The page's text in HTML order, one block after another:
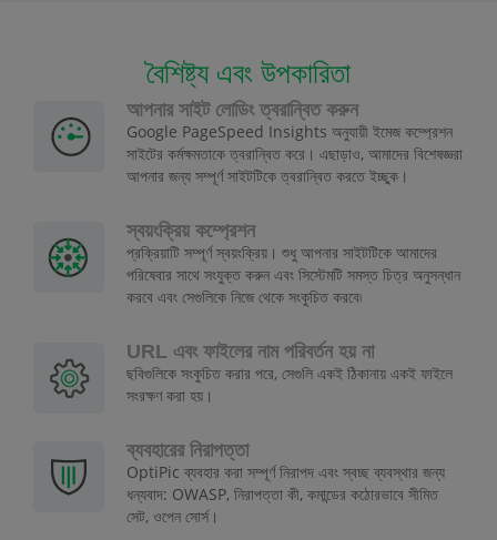
বৈশিষ্ট্য এবং উপকারিতা
আপনার সাইট লোডিং ত্বরান্বিত করুন
Google PageSpeed Insights অনুযায়ী ইমেজ কম্প্রেশন
সাইটের কর্মক্ষমতাকে ত্বরান্বিত করে। এছাড়াও, আমাদের বিশেষজ্ঞরা
আপনার জন্য সম্পূর্ণ সাইটটিকে ত্বরান্বিত করতে ইচ্ছুক।
স্বয়ংক্রিয় কম্প্রেশন
প্রক্রিয়াটি সম্পূর্ণ স্বয়ংক্রিয়। শুধু আপনার সাইটটিকে আমাদের
পরিষেবার সাথে সংযুক্ত করুন এবং সিস্টেমটি সমস্ত চিত্র অনুসন্ধান
করবে এবং সেগুলিকে নিজে থেকে সংকুচিত করবে৷
URL এবং ফাইলের নাম পরিবর্তন হয় না
ছবিগুলিকে সংকুচিত করার পরে, সেগুলি একই ঠিকানায় একই ফাইলে
সংরক্ষণ করা হয়।
ব্যবহারের নিরাপত্তা
OptiPic ব্যবহার করা সম্পূর্ণ নিরাপদ এবং স্বচ্ছ ব্যবস্থার জন্য
ধন্যবাদ: OWASP, নিরাপত্তা কী, কমান্ডের কঠোরভাবে সীমিত
সেট, ওপেন সোর্স।